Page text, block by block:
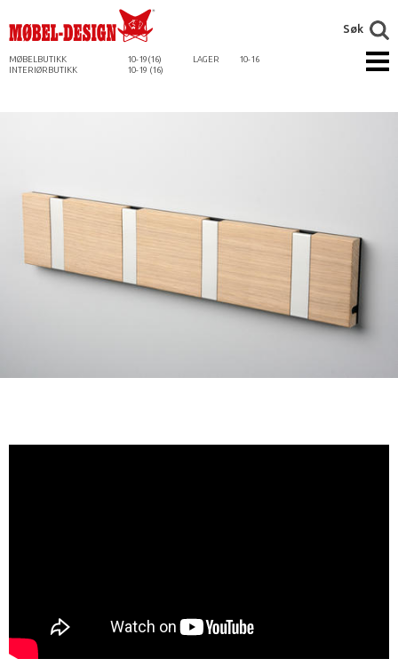
MØBELBUTIKK 10-19(16) LAGER
10-16
INTERIØRBUTIKK
10-19 (16)
Søk